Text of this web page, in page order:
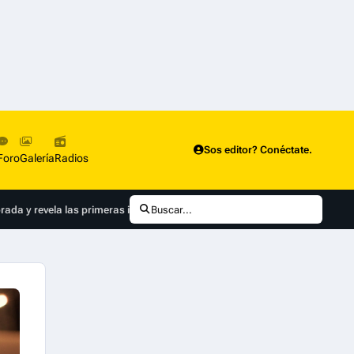
GaleríaRadios
Sos editor? Conéctate.
y revela las primeras imágenes de la temporada 2
Buscar...